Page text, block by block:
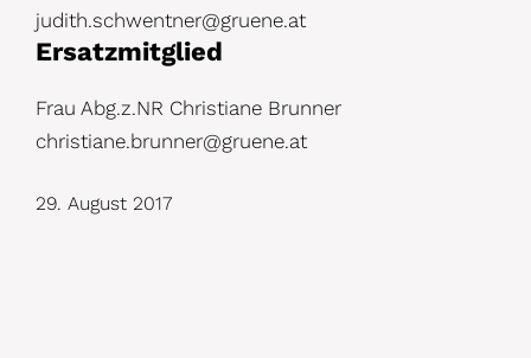
judith.schwentner@gruene.at
Ersatzmitglied
Frau Abg.z.NR Christiane Brunner
christiane.brunner@gruene.at
29. August 2017